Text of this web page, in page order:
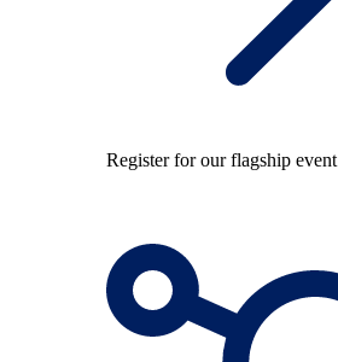
Register for our flagship event